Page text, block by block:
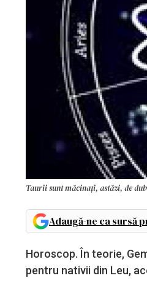
Taurii sunt măcinați, astăzi, de
Adaugă-ne ca sursă
Horoscop. În teorie,
pentru nativii din Leu,